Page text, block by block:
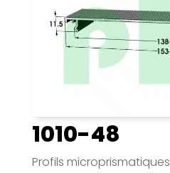
1010-48
Profils microprismatiques